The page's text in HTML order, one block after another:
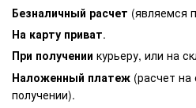
Безналичный расчет (являемся
На карту приват.
При получении курьеру, или на
Наложенный платеж (расчет на
получении).